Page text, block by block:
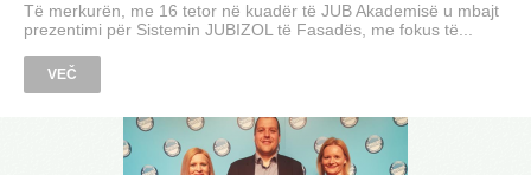
Të merkurën, me 16 tetor në kuadër të JUB Akademisë u mbajt
prezentimi për Sistemin JUBIZOL të Fasadës, me fokus të...
VEČ